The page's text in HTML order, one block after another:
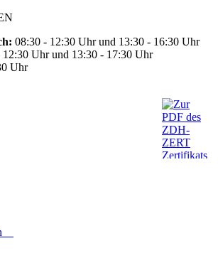
08:30 - 12:30 Uhr und 13:30 - 16:30 Uhr
12:30 Uhr und 13:30 - 17:30 Uhr
Uhr